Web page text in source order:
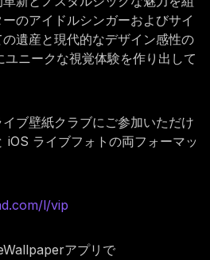
のアイドルシンガーおよびサイ
遺産と現代的なデザイン感性の
ニークな視覚体験を作り出して
ブ壁紙クラブにご参加いただけ
ライブフォトの両フォーマッ
l/vip
アプリで